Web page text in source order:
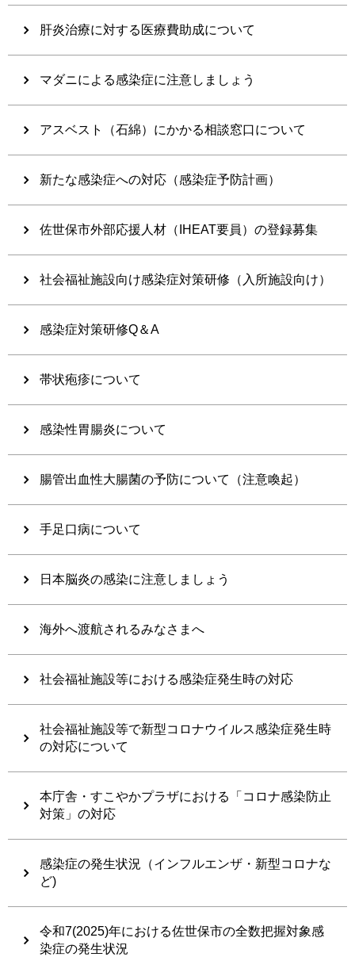
肝炎治療に対する医療費助成について
マダニによる感染症に注意しましょう
アスベスト（石綿）にかかる相談窓口について
新たな感染症への対応（感染症予防計画）
佐世保市外部応援人材（IHEAT要員）の登録募集
社会福祉施設向け感染症対策研修（入所施設向け）
感染症対策研修Q＆A
帯状疱疹について
感染性胃腸炎について
腸管出血性大腸菌の予防について（注意喚起）
手足口病について
日本脳炎の感染に注意しましょう
海外へ渡航されるみなさまへ
社会福祉施設等における感染症発生時の対応
社会福祉施設等で新型コロナウイルス感染症発生時
の対応について
本庁舎・すこやかプラザにおける「コロナ感染防止
対策」の対応
感染症の発生状況（インフルエンザ・新型コロナな
ど)
令和7(2025)年における佐世保市の全数把握対象感
染症の発生状況